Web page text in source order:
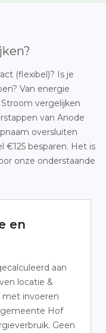
(flexibel)? Is je
Van energie
vergelijken
van Anode
oversluiten
€125 besparen. Het is
onze onderstaande
en
aan
locatie &
met invoeren
Hof
Geen